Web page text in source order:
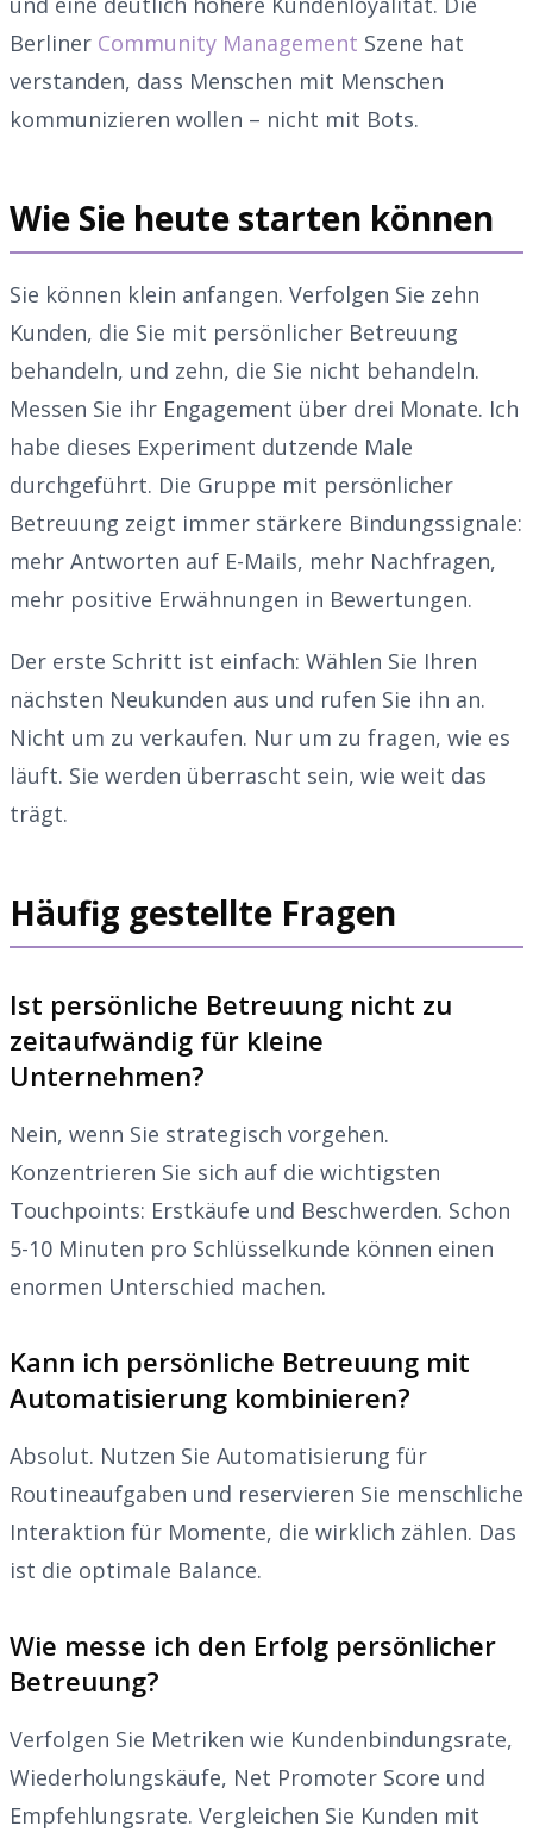
Berliner Community Management Szene hat
verstanden, dass Menschen mit Menschen
kommunizieren wollen – nicht mit Bots.
Wie Sie heute starten können
Sie können klein anfangen. Verfolgen Sie zehn
Kunden, die Sie mit persönlicher Betreuung
behandeln, und zehn, die Sie nicht behandeln.
Messen Sie ihr Engagement über drei Monate. Ich
habe dieses Experiment dutzende Male
durchgeführt. Die Gruppe mit persönlicher
Betreuung zeigt immer stärkere Bindungssignale:
mehr Antworten auf E-Mails, mehr Nachfragen,
mehr positive Erwähnungen in Bewertungen.
Der erste Schritt ist einfach: Wählen Sie Ihren
nächsten Neukunden aus und rufen Sie ihn an.
Nicht um zu verkaufen. Nur um zu fragen, wie es
läuft. Sie werden überrascht sein, wie weit das
trägt.
Häufig gestellte Fragen
Ist persönliche Betreuung nicht zu
zeitaufwändig für kleine
Unternehmen?
Nein, wenn Sie strategisch vorgehen.
Konzentrieren Sie sich auf die wichtigsten
Touchpoints: Erstkäufe und Beschwerden. Schon
5-10 Minuten pro Schlüsselkunde können einen
enormen Unterschied machen.
Kann ich persönliche Betreuung mit
Automatisierung kombinieren?
Absolut. Nutzen Sie Automatisierung für
Routineaufgaben und reservieren Sie menschliche
Interaktion für Momente, die wirklich zählen. Das
ist die optimale Balance.
Wie messe ich den Erfolg persönlicher
Betreuung?
Verfolgen Sie Metriken wie Kundenbindungsrate,
Wiederholungskäufe, Net Promoter Score und
Empfehlungsrate. Vergleichen Sie Kunden mit